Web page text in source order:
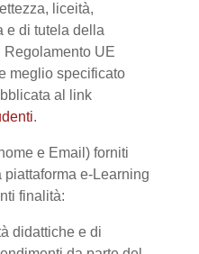
liceità,
e di tutela della
Regolamento UE
meglio specificato
al link
.
e Email) forniti
piattaforma e-Learning
finalità:
didattiche e di